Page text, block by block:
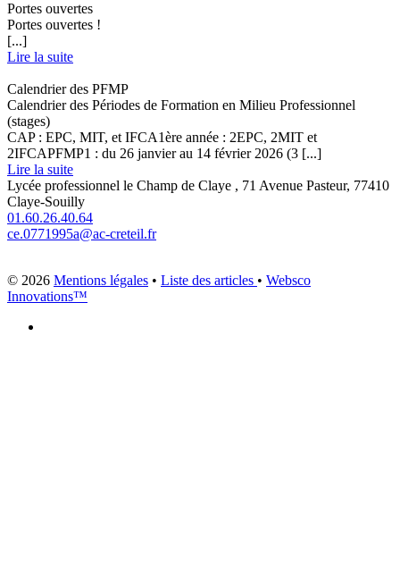
Portes ouvertes
Portes ouvertes !
[...]
Lire la suite
Calendrier des PFMP
Calendrier des Périodes de Formation en Milieu Professionnel
(stages)
CAP : EPC, MIT, et IFCA1ère année : 2EPC, 2MIT et
2IFCAPFMP1 : du 26 janvier au 14 février 2026 (3 [...]
Lire la suite
Lycée professionnel le Champ de Claye , 71 Avenue Pasteur, 77410
Claye-Souilly
01.60.26.40.64
ce.0771995a@ac-creteil.fr
© 2026 Mentions légales • Liste des articles • Websco
Innovations™